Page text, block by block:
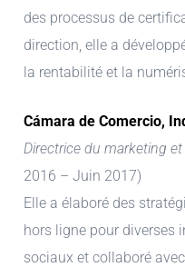
des processus de
direction, elle a
la rentabilité et la
Cámara de Comercio,
Directrice du marketing
2016 – Juin 2017)
Elle a élaboré des
hors ligne pour diverses
sociaux et collaboré